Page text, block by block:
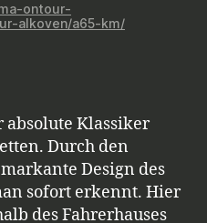
ontour-
alkoven/a65-km/
Klassiker
Durch den
Design des
sofort erkennt. Hier
des Fahrerhauses